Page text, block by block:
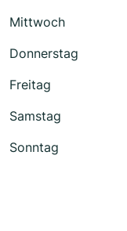
Mittwoch
Donnerstag
Freitag
Samstag
Sonntag